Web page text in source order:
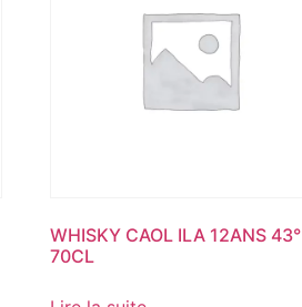
WHISKY CAOL ILA 12ANS 43°
70CL